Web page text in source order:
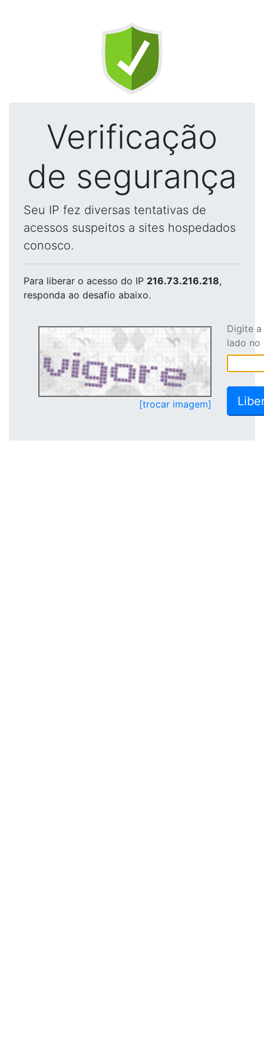
Verificação
de segurança
Seu IP fez diversas tentativas de
acessos suspeitos a sites hospedados
conosco.
Para liberar o acesso do IP 216.73.216.218,
responda ao desafio abaixo.
[trocar imagem]
Digite
lado no